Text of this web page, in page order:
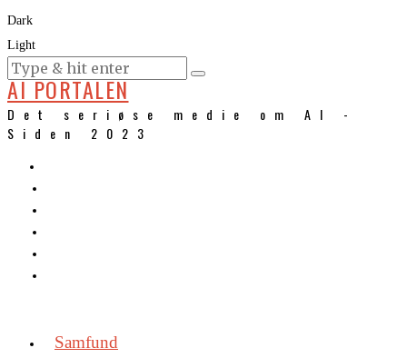
Dark
Light
KURSER
AI PORTALEN
Det seriøse medie om AI -
Siden 2023
Samfund